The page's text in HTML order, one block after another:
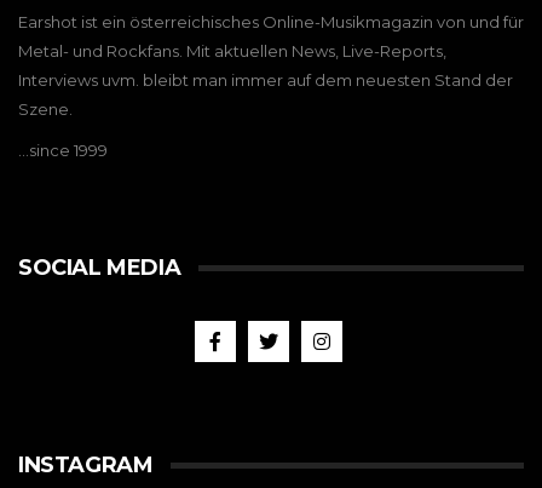
Earshot ist ein österreichisches Online-Musikmagazin von und für
Metal- und Rockfans. Mit aktuellen News, Live-Reports,
Interviews uvm. bleibt man immer auf dem neuesten Stand der
Szene.
…since 1999
SOCIAL MEDIA
INSTAGRAM